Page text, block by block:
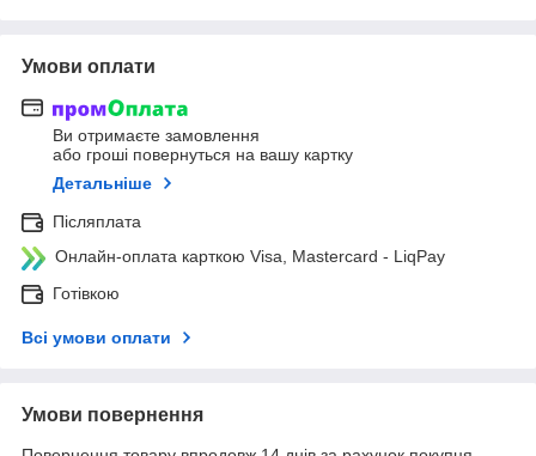
Умови оплати
Ви отримаєте замовлення
або гроші повернуться на вашу картку
Детальніше
Післяплата
Онлайн-оплата карткою Visa, Mastercard - LiqPay
Готівкою
Всі умови оплати
Умови повернення